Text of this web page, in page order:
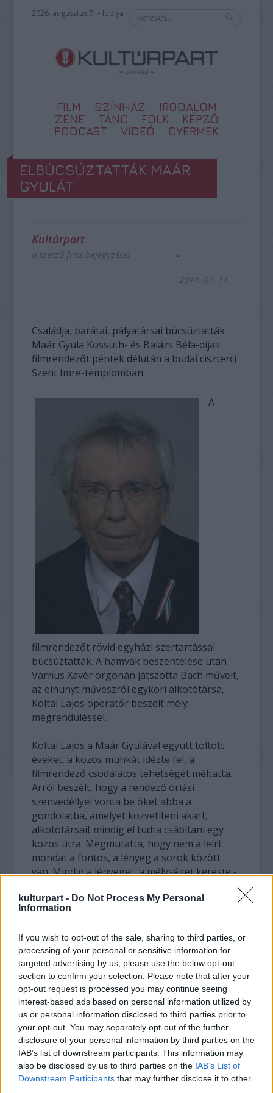
kulturpart - Do Not Process My Personal
Information
If you wish to opt-out of the sale, sharing to third parties, or
processing of your personal or sensitive information for
targeted advertising by us, please use the below opt-out
section to confirm your selection. Please note that after your
opt-out request is processed you may continue seeing
interest-based ads based on personal information utilized by
us or personal information disclosed to third parties prior to
your opt-out. You may separately opt-out of the further
disclosure of your personal information by third parties on the
IAB’s list of downstream participants. This information may
also be disclosed by us to third parties on the IAB’s List of
Downstream Participants that may further disclose it to other
2026. augusztus 7. – Ibolya
FILM SZÍNHÁZ
IRODALOM
ZENE
TÁNC FOLK
KÉPZŐ
PODCAST
VIDEÓ GYERMEK
ELBÚCSÚZTATTÁK MAÁR
GYULÁT
Kultúrpart
a szerző friss bejegyzései
2014. 01. 11.
Családja, barátai, pályatársai búcsúztatták
Maár Gyula Kossuth- és Balázs Béla-díjas
filmrendezőt péntek délután a budai ciszterci
Szent Imre-templomban.
A
filmrendezőt rövid egyházi szertartással
búcsúztatták. A hamvak beszentelése után
Varnus Xavér orgonán játszotta Bach műveit,
az elhunyt művészről egykori alkotótársa,
Koltai Lajos operatőr beszélt mély
megrendüléssel.
Koltai Lajos a Maár Gyulával együtt töltött
éveket, a közös munkát idézte fel, a
filmrendező csodálatos tehetségét méltatta.
Arról beszélt, hogy a rendező óriási
szenvedéllyel vonta be őket abba a
gondolatba, amelyet közvetíteni akart,
alkotótársait mindig el tudta csábítani egy
közös útra. Megmutatta, hogy nem a leírt
mondat a fontos, a lényeg a sorok között
van. Mindig a lényeget, a mélységet kereste -
Szólt arról, hogy éveken át a világ legszebb
legemlékezetesebb alkotást, a színház hátsó
világában játszódó Déryné, hol van? című
filmet idézte fel, amelynek főszerepéért
Törőcsik Marit a cannes-i filmfesztiválon a
legjobb színésznőnek járó díjjal tüntették
ki. Kiemelte: aki Maár Gyulával dolgozhatott,
szavait idézi mind a mai napig.
A búcsúztatáson az elhunyt művész felesége,
Törőcsik Mari mellett a filmes szakma
számos neves képviselője vett részt. Jelen